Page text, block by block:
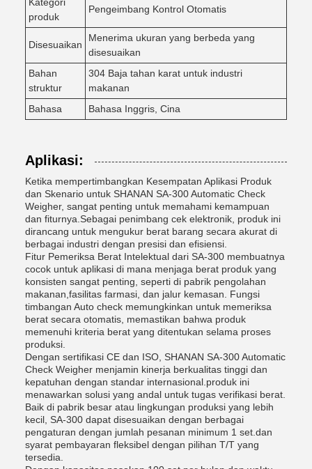
produk
Pengeimbang Kontrol Otomatis
Disesuaikan
Menerima ukuran yang berbeda yang
disesuaikan
Bahan
struktur
304 Baja tahan karat untuk industri
makanan
Bahasa
Bahasa Inggris, Cina
Aplikasi:
Ketika mempertimbangkan Kesempatan Aplikasi Produk
dan Skenario untuk SHANAN SA-300 Automatic Check
Weigher, sangat penting untuk memahami kemampuan
dan fiturnya.Sebagai penimbang cek elektronik, produk ini
dirancang untuk mengukur berat barang secara akurat di
berbagai industri dengan presisi dan efisiensi.
Fitur Pemeriksa Berat Intelektual dari SA-300 membuatnya
cocok untuk aplikasi di mana menjaga berat produk yang
konsisten sangat penting, seperti di pabrik pengolahan
makanan,fasilitas farmasi, dan jalur kemasan. Fungsi
timbangan Auto check memungkinkan untuk memeriksa
berat secara otomatis, memastikan bahwa produk
memenuhi kriteria berat yang ditentukan selama proses
produksi.
Dengan sertifikasi CE dan ISO, SHANAN SA-300 Automatic
Check Weigher menjamin kinerja berkualitas tinggi dan
kepatuhan dengan standar internasional.produk ini
menawarkan solusi yang andal untuk tugas verifikasi berat.
Baik di pabrik besar atau lingkungan produksi yang lebih
kecil, SA-300 dapat disesuaikan dengan berbagai
pengaturan dengan jumlah pesanan minimum 1 set.dan
syarat pembayaran fleksibel dengan pilihan T/T yang
tersedia.